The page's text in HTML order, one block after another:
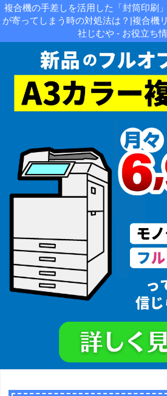
複合機の手差しを活用した「封筒印刷
が寄ってしまう時の対処法は？|複合機
社じむや - お役立ち